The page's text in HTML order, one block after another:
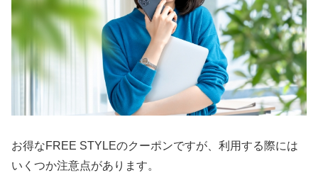
お得なFREE STYLEのクーポンですが、利用する際には
いくつか注意点があります。